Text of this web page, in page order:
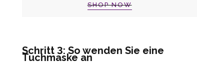
SHOP NOW
Schritt 3: So wenden Sie eine
Tuchmaske an